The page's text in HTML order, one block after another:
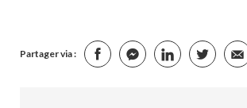
Partager via :